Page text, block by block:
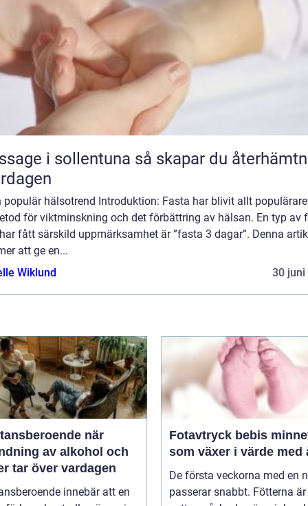
i sollentuna så skapar du återhämtning
populär hälsotrend Introduktion: Fasta har blivit allt
för viktminskning och det förbättring av hälsan. En typ av
fått särskild uppmärksamhet är ”fasta 3 dagar”. Denna
att ge en...
Wiklund
30 juni
när
av alkohol och
tar över vardagen
innebär att en
Fotavtryck bebis minnet
som växer i värde med
De första veckorna med en
passerar snabbt. Fötterna är